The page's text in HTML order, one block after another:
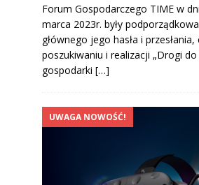
Forum Gospodarczego TIME w
marca 2023r. były
głównego jego hasła i przesłania,
poszukiwaniu i realizacji „Drogi
gospodarki […]
UWAGA NOWOŚĆ!